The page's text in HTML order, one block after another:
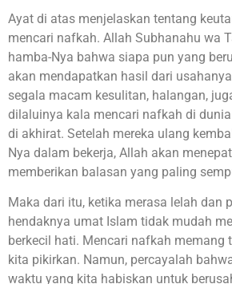
Ayat di atas menjelaskan tentang
mencari nafkah. Allah Subhanahu wa
hamba-Nya bahwa siapa pun yang
akan mendapatkan hasil dari
segala macam kesulitan, halangan,
dilaluinya kala mencari nafkah di
di akhirat. Setelah mereka ulang
Nya dalam bekerja, Allah akan
memberikan balasan yang paling
Maka dari itu, ketika merasa lelah dan
hendaknya umat Islam tidak mudah
berkecil hati. Mencari nafkah memang
kita pikirkan. Namun, percayalah
waktu yang kita habiskan untuk